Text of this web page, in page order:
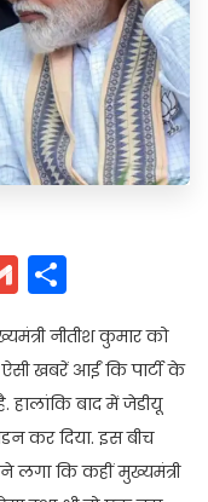
Gmail
नीतीश कुमार को
खबरें आईं कि पार्टी के
हालांकि बाद में जेडीयू
कर दिया. इस बीच
लगा कि कहीं मुख्यमंत्री